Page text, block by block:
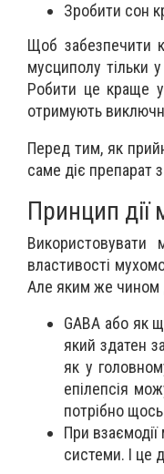
Зробити сон
Щоб забезпечити
мусциполу тільки
Робити це краще у
отримують
Перед тим, як
саме діє препарат
Принцип
Використовувати
властивості
Але яким же чином
GABA або як
який здатен
як у
епілепсія
потрібно
При
системи. І це